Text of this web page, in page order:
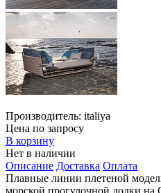
Производитель: italiya
Цена по запросу
В корзину
Нет в наличии
Описание Доставка Оплата
Плавные линии плетеной
морской прогулочной лодки на